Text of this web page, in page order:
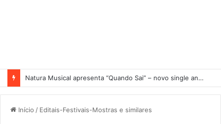
Natura Musical apresenta “Quando Sai” – novo single antecipa estreia do primeiro álbum solo de Elisa Maia
Início / Editais-Festivais-Mostras e similares